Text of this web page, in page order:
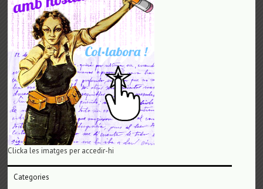
Clicka les imatges per accedir-hi
Categories